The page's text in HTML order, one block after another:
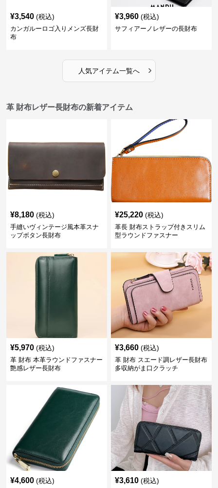
¥3,540 (税込)
カンガルーロゴ入りメンズ長財
布
¥3,960 (税込)
サフィアーノレザーの長財布
人気アイテム一覧へ ›
革 財布レザー長財布の新着アイテム
¥8,180 (税込)
手縫いヴィンテージ風本革スナ
ップボタン長財布
¥25,220 (税込)
革長 財布ストラップ付きスリム
型ラウンドファスナー
¥5,970 (税込)
革 財布 本革ラウンドファスナー
艶感レザー長財布
¥3,660 (税込)
革 財布 スエード調レザー長財布
多収納がま口クラッチ
¥4,600 (税込) ¥3,610 (税込)